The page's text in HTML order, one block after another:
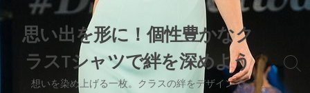
ン
思い出を形に！個性豊かなク
ラスTシャツで絆を深めよう
想いを染め上げる一枚。クラスの絆をデザインで
検